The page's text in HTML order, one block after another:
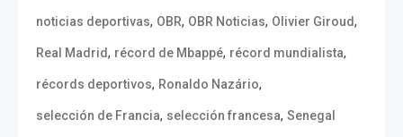
noticias deportivas, OBR, OBR Noticias, Olivier Giroud,
Real Madrid, récord de Mbappé, récord mundialista,
récords deportivos, Ronaldo Nazário,
selección de Francia, selección francesa, Senegal